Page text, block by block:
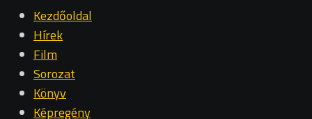
Kezdőoldal
Hírek
Film
Sorozat
Könyv
Képregény